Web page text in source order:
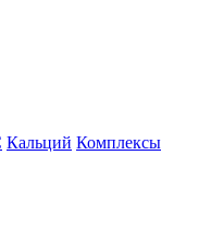
Кальций Комплексы